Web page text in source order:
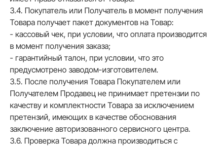
3.4. Покупатель или Получатель в момент получения
Товара получает пакет документов на Товар:
- кассовый чек, при условии, что оплата производится
в момент получения заказа;
- гарантийный талон, при условии, что это
предусмотрено заводом-изготовителем.
3.5. После получения Товара Покупателем или
Получателем Продавец не принимает претензии по
качеству и комплектности Товара за исключением
претензий, имеющих в качестве обоснования
заключение авторизованного сервисного центра.
3.6. Проверка Товара должна производиться с